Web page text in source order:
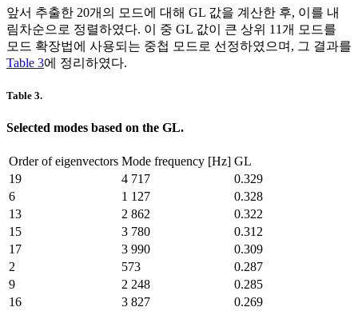
앞서 추출한 20개의 모드에 대해 GL 값을 계산한 후, 이를 내
림차순으로 정렬하였다. 이 중 GL 값이 큰 상위 11개 모드를
모드 확장법에 사용되는 중첩 모드로 선정하였으며, 그 결과를
Table 3에 정리하였다.
Table 3.
Selected modes based on the GL.
Order of eigenvectors Mode frequency [Hz] GL
19
4 717
0.329
6
1 127
0.328
13
2 862
0.322
15
3 780
0.312
17
3 990
0.309
2
573
0.287
9
2 248
0.285
16
3 827
0.269